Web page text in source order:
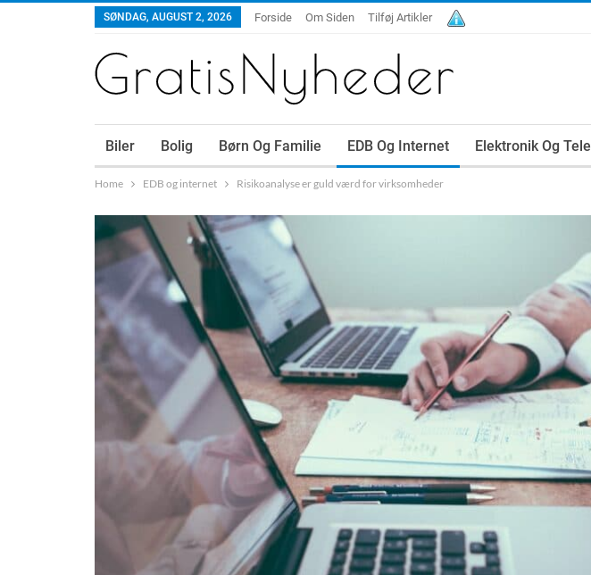
SØNDAG, AUGUST 2, 2026 Forside Om Siden Tilføj Artikler
Biler Bolig Børn Og Familie EDB Og Internet Elektronik Og Tele
Home EDB og internet Risikoanalyse er guld værd for virksomheder